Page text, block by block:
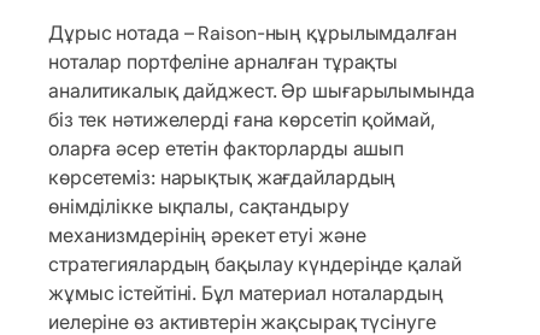
Дұрыс нотада – Raison-ның құрылымдалған
ноталар портфеліне арналған тұрақты
аналитикалық дайджест. Әр шығарылымында
біз тек нәтижелерді ғана көрсетіп қоймай,
оларға әсер ететін факторларды ашып
көрсетеміз: нарықтық жағдайлардың
өнімділікке ықпалы, сақтандыру
механизмдерінің әрекет етуі және
стратегиялардың бақылау күндерінде қалай
жұмыс істейтіні. Бұл материал ноталардың
иелеріне өз активтерін жақсырақ түсінуге